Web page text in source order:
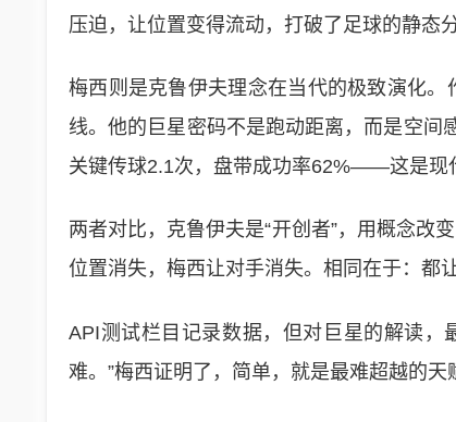
压迫，让位置变得流动，打破了足球的静态
梅西则是克鲁伊夫理念在当代的极致演化。
线。他的巨星密码不是跑动距离，而是空间
关键传球2.1次，盘带成功率62%——这是现
两者对比，克鲁伊夫是“开创者”，用概念改
位置消失，梅西让对手消失。相同在于：
API测试栏目记录数据，但对巨星的解读，
难。”梅西证明了，简单，就是最难超越的天